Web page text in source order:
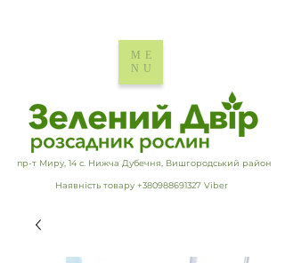
пр-т Миру, 14 с. Нижча Дубечня, Вишгородський район
Наявність товару +380988691327 Viber
ME
NU